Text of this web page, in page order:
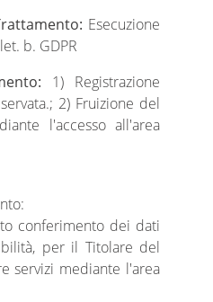
Esecuzione
b. GDPR
1) Registrazione
2) Fruizione del
l'accesso all'area
conferimento dei dati
per il Titolare del
servizi mediante l'area